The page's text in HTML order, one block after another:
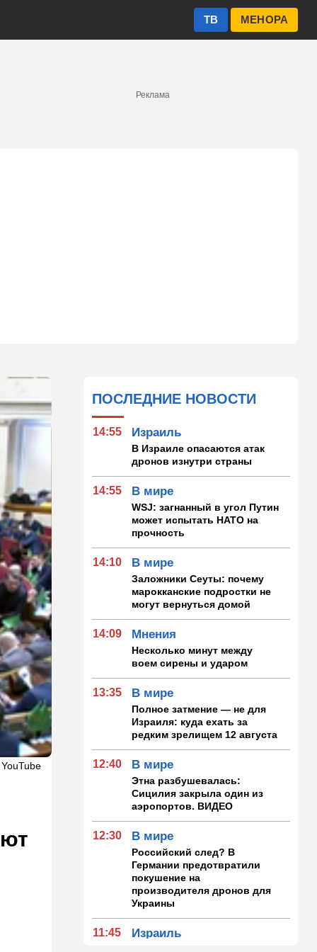
МЕНОРА
ТВ
Реклама
ПОСЛЕДНИЕ НОВОСТИ
14:55 Израиль
В Израиле опасаются атак
дронов изнутри страны
14:55 В мире
WSJ: загнанный в угол Путин
может испытать НАТО на
прочность
14:10 В мире
Заложники Сеуты: почему
марокканские подростки не
могут вернуться домой
14:09 Мнения
Несколько минут между
воем сирены и ударом
13:35 В мире
Полное затмение — не для
Израиля: куда ехать за
редким зрелищем 12 августа
12:40 В мире
Этна разбушевалась:
Сицилия закрыла один из
аэропортов. ВИДЕО
12:30 В мире
Российский след? В
Германии предотвратили
покушение на
производителя дронов для
Украины
11:45 Израиль